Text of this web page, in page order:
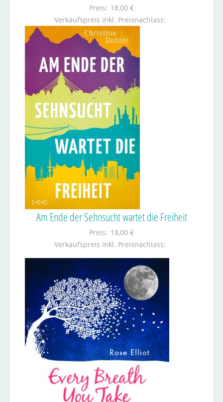
Preis: 18,00 €
Verkaufspreis inkl. Preisnachlass:
Am Ende der Sehnsucht wartet die Freiheit
Preis: 18,00 €
Verkaufspreis inkl. Preisnachlass: